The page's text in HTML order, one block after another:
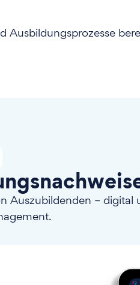
Auszubildenden – digital